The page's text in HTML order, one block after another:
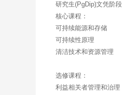
研究生(PgDip)文凭阶段
核心课程：
可持续能源和存储
可持续性原理
清洁技术和资源管理
选修课程：
利益相关者管理和治理